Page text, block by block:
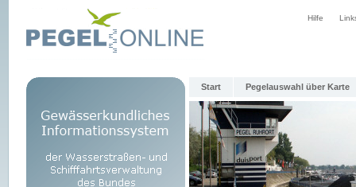
Hilfe
Start Pegelauswahl über Karte